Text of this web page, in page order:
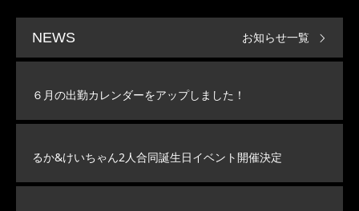
NEWS
６月の出勤カレンダーをアップしました！
るか&けいちゃん2人合同誕生日イベント開催決定
お知らせ一覧